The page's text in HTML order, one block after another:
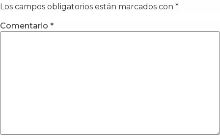
Los campos obligatorios están marcados con *
Comentario *